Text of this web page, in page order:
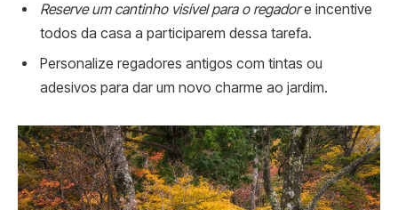
Reserve um cantinho visível para o regadore incentive
todos da casa a participarem dessa tarefa.
Personalize regadores antigos com tintas ou
adesivos para dar um novo charme ao jardim.